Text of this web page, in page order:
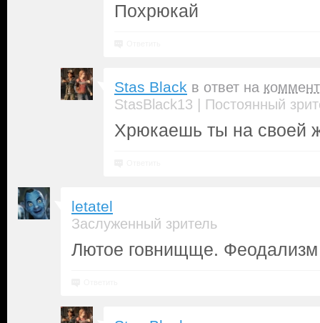
Похрюкай
Stas Black в ответ на
StasBlack13 | Постоянный
Хрюкаешь ты на своей
letatel
Заслуженный зритель
Лютое говнищще. Феодализм